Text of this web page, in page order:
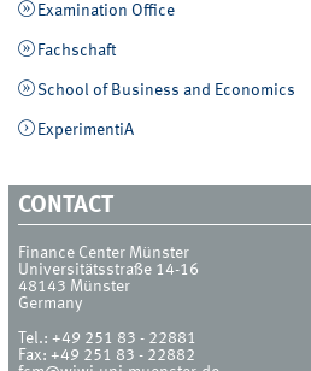
Examination Office
Fachschaft
School of Business and Economics
ExperimentiA
CONTACT
Finance Center Münster
Universitätsstraße 14-16
48143 Münster
Germany
Tel.:+49 251 83 - 22881
Fax:+49 251 83 - 22882